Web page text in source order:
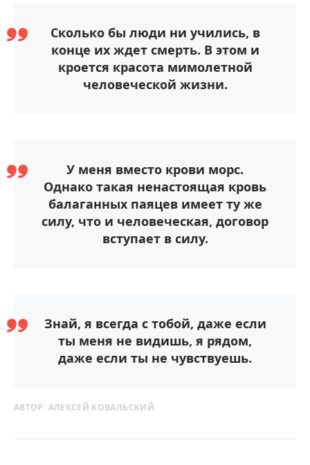
Сколько бы люди ни учились, в
конце их ждет смерть. В этом и
кроется красота мимолетной
человеческой жизни.
У меня вместо крови морс.
Однако такая ненастоящая кровь
балаганных паяцев имеет ту же
силу, что и человеческая, договор
вступает в силу.
Знай, я всегда с тобой, даже если
ты меня не видишь, я рядом,
даже если ты не чувствуешь.
АВТОР: АЛЕКСЕЙ КОВАЛЬСКИЙ